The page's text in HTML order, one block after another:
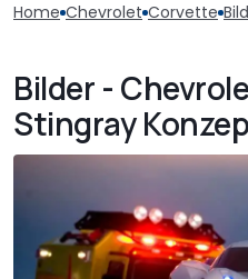
Home Chevrolet Corvette
Bilder -
Stingray